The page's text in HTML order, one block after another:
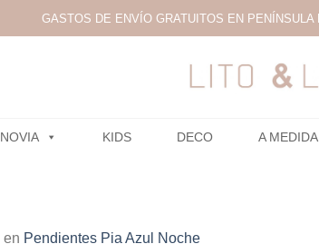
GASTOS DE ENVÍO GRATUITOS EN
NOVIA KIDS DECO A MEDIDA
en Pendientes Pia Azul Noche